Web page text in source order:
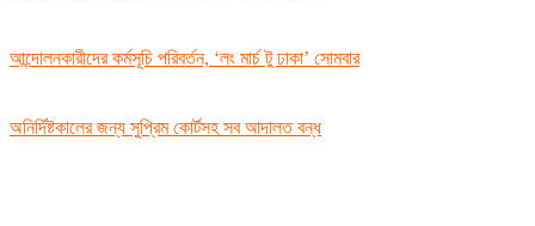
আন্দোলনকারীদের কর্মসূচি পরিবর্তন, ‘লং মার্চ টু ঢাকা’ সোমবার
অনির্দিষ্টকালের জন্য সুপ্রিম কোর্টসহ সব আদালত বন্ধ